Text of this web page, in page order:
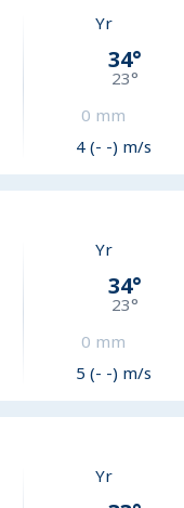
Yr
34°
23°
0 mm
4 (- -) m/s
Yr
34°
23°
0 mm
5 (- -) m/s
Yr